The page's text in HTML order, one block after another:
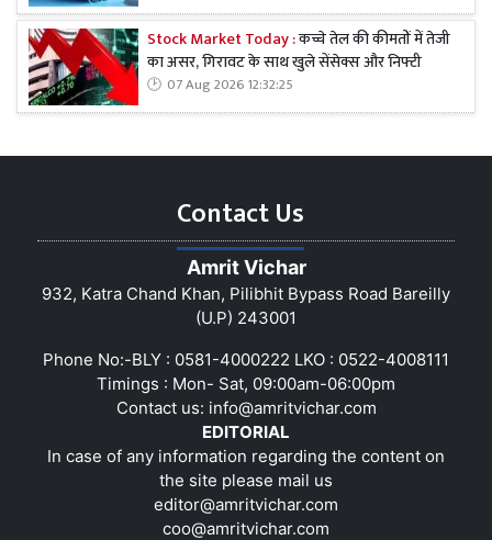
Stock Market Today :कच्चे तेल की कीमतों में तेजी
का असर, गिरावट के साथ खुले सेंसेक्स और निफ्टी
07 Aug 2026 12:32:25
Contact Us
Amrit Vichar
932, Katra Chand Khan, Pilibhit Bypass Road Bareilly
(U.P) 243001
Phone No:-BLY : 0581-4000222 LKO : 0522-4008111
Timings : Mon- Sat, 09:00am-06:00pm
Contact us: info@amritvichar.com
EDITORIAL
In case of any information regarding the content on
the site please mail us
editor@amritvichar.com
coo@amritvichar.com